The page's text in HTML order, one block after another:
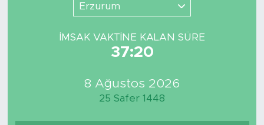
Erzurum
İMSAK VAKTİNE KALAN SÜRE
37:20
8 Ağustos 2026
25 Safer 1448
Moda-Magazin-Eğlence
Son Dakika Haberleri